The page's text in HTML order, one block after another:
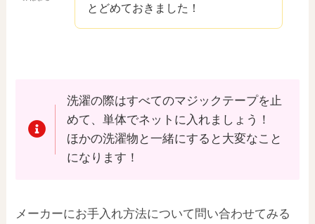
とどめておきました！
洗濯の際はすべてのマジックテープを止
めて、単体でネットに入れましょう！
ほかの洗濯物と一緒にすると大変なこと
になります！
メーカーにお手入れ方法について問い合わせてみる